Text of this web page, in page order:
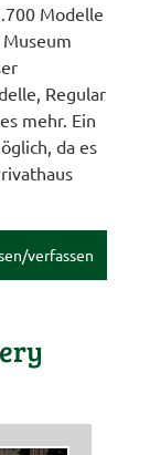
Modelle
Regular
mehr. Ein
da es
verfassen